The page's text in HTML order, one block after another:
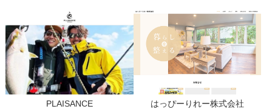
PLAISANCE はっぴーりれー株式会社